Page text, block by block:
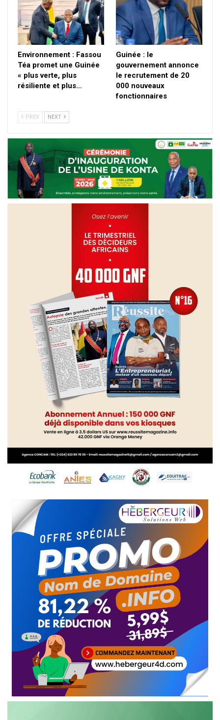
Environnement : Fassou
Téa promet une Guinée
« plus verte, plus
résiliente et plus…
Guinée : le
gouvernement annonce
le recrutement de 20
000 nouveaux
fonctionnaires
PREV NEXT